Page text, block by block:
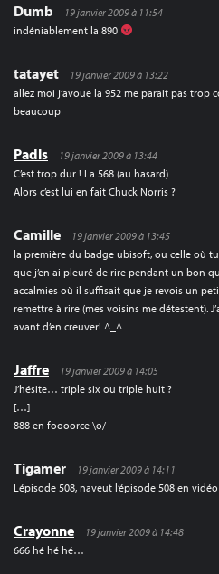
Dumb
19 janvier 2009 à 11:54
indéniablement la 890
tatayet
19 janvier 2009 à 13:22
allez moi j’avoue la 952 me parait pas
beaucoup
Padls
19 janvier 2009 à 13:44
C’est trop dur ! La 568 (au hasard)
Alors c’est lui en fait Chuck Norris ?
Camille
19 janvier 2009 à 13:45
la première du badge ubisoft, ou celle où
que j’en ai pleuré de rire pendant un bon
accalmies où il suffisait que je revois un
remettre à rire (mes voisins me détestent).
avant d’en creuver! ^_^
Jaffre
19 janvier 2009 à 14:05
J’hésite… triple six ou triple huit ?
[…]
888 en foooorce \o/
Tigamer
19 janvier 2009 à 14:11
Lépisode 508, naveut l’épisode 508 en
Crayonne
19 janvier 2009 à 14:48
666 hé hé hé…